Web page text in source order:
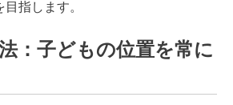
指します。
：子どもの位置を常に